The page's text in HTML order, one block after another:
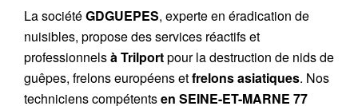
La sociétéGDGUEPES, experte en éradication de
nuisibles, propose des services réactifs et
professionnelsà Trilportpour la destruction de nids de
guêpes, frelons européensetfrelons asiatiques. Nos
techniciens compétentsen SEINE-ET-MARNE 77